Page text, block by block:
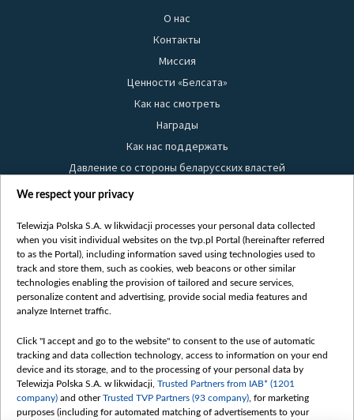
О нас
Контакты
Миссия
Ценности «Белсата»
Как нас смотреть
Награды
Как нас поддержать
Давление со стороны беларусских властей
Правила использования материалов
Безопасность
Youtube
Белсат news
Белсат Life
Belsat English
Biełsat PL
Белсат Now
Белсат Shorts
We respect your privacy
Telewizja Polska S.A. w likwidacji processes your personal data collected
when you visit individual websites on the tvp.pl Portal (hereinafter referred
to as the Portal), including information saved using technologies used to
track and store them, such as cookies, web beacons or other similar
technologies enabling the provision of tailored and secure services,
personalize content and advertising, provide social media features and
analyze Internet traffic.
Click "I accept and go to the website" to consent to the use of automatic
tracking and data collection technology, access to information on your end
device and its storage, and to the processing of your personal data by
Telewizja Polska S.A. w likwidacji, Trusted Partners from IAB* (1201
company) and otherTrusted TVP Partners (93 company) , for marketing
purposes (including for automated matching of advertisements to your